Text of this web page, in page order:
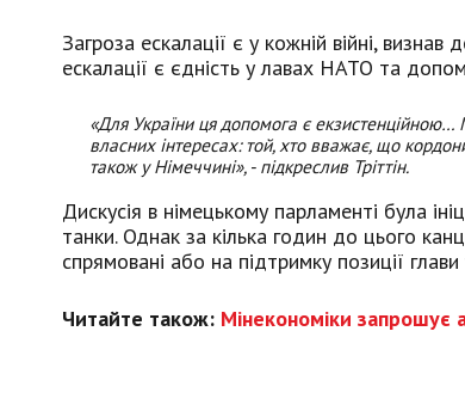
Загроза ескалації є у кожній війні,
ескалації є єдність у лавах НАТО та
«Для України ця допомога є
власних інтересах: той, хто вважає, що
також у Німеччині», - підкреслив Тріттін.
Дискусія в німецькому парламенті була
танки. Однак за кілька годин до цього
спрямовані або на підтримку позиції
Читайте також: Мінекономіки запрошує